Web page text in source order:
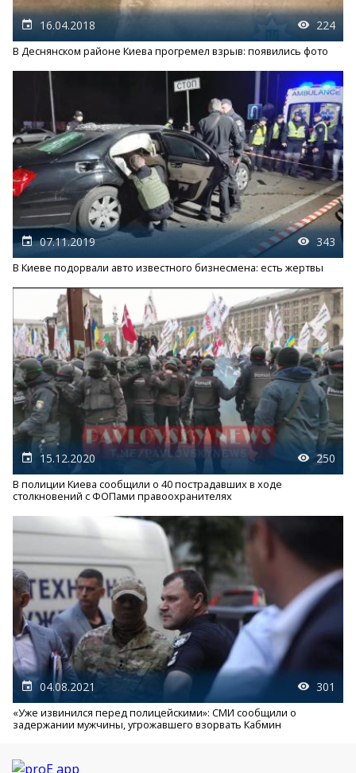
16.04.2018 224
В Деснянском районе Киева прогремел взрыв: появились фото
07.11.2019 343
В Киеве подорвали авто известного бизнесмена: есть жертвы
15.12.2020 250
В полиции Киева сообщили о 40 пострадавших в ходе
столкновений с ФОПами правоохранителях
04.08.2021 301
«Уже извинился перед полицейскими»: СМИ сообщили о
задержании мужчины, угрожавшего взорвать Кабмин